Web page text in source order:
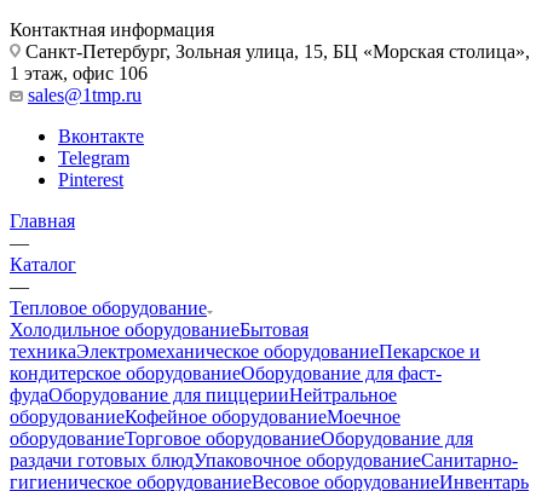
Контактная информация
Санкт-Петербург, Зольная улица, 15, БЦ «Морская столица»,
1 этаж, офис 106
sales@1tmp.ru
Вконтакте
Telegram
Pinterest
Главная
—
Каталог
—
Тепловое оборудование
Холодильное оборудованиеБытовая
техникаЭлектромеханическое оборудованиеПекарское и
кондитерское оборудованиеОборудование для фаст-
фудаОборудование для пиццерииНейтральное
оборудованиеКофейное оборудованиеМоечное
оборудованиеТорговое оборудованиеОборудование для
раздачи готовых блюдУпаковочное оборудованиеСанитарно-
гигиеническое оборудованиеВесовое оборудованиеИнвентарь